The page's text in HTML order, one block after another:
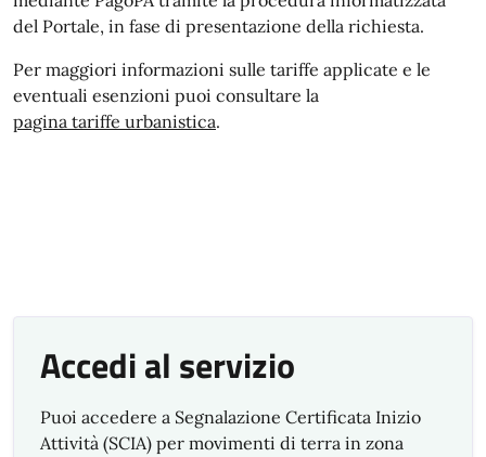
del Portale, in fase di presentazione della richiesta.
Per maggiori informazioni sulle tariffe applicate e le
eventuali esenzioni puoi consultare la
pagina tariffe urbanistica.
Accedi al servizio
Puoi accedere a Segnalazione Certificata Inizio
Attività (SCIA) per movimenti di terra in zona